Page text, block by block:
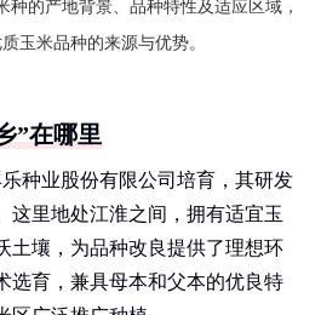
种的产地背景、品种特性及适应区域，
玉米品种的来源与优势。
”在哪里
种业股份有限公司培育，其研发
这里地处江淮之间，拥有适宜玉
土壤，为品种改良提供了理想环
选育，兼具母本和父本的优良特